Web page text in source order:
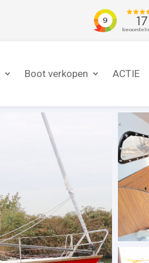
Boot verkopen ACTIE